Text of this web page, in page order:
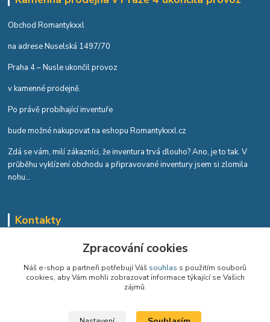
Obchod Romantykxxl
na adrese Nuselská 1497/70
Praha 4 – Nusle ukončil provoz
v kamenné prodejně.
Po právě probíhající inventuře
bude možné nakupovat na eshopu Romantykxxl.cz
Zdá se vám, milí zákazníci, že inventura trvá dlouho? Ano, je to tak. V
průběhu vyklízení obchodu a připravované inventury jsem si zlomila
nohu...
Kontakty
Romana Tykvová
+420 608 519 697
info@romantykxxl.cz
Zpracování cookies
Náš e-shop a partneři potřebují Váš souhlas s použitím souborů
cookies, aby Vám mohli zobrazovat informace týkající se Vašich
zájmů.